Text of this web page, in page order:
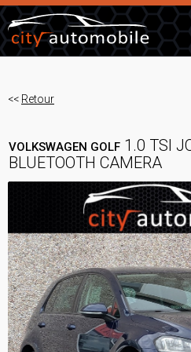
<< Retour
VOLKSWAGEN GOLF 1.0 TSI
BLUETOOTH CAMERA